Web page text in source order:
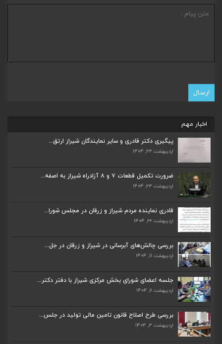
اخبار مهم
پیگیری دکتر قادری و سایر نمایندگان شیراز ارتق...
اردیبهشت ۲۳, ۱۴۰۴
ضرورت تکمیل قطعات ۷ و ۸ آزادراه شیراز به اصفه...
اردیبهشت ۲۳, ۱۴۰۴
قادری نماینده مردم شیراز و زرقان در مجلس شورا...
اردیبهشت ۲۲, ۱۴۰۴
بررسی چالش‌های آبرسانی در شیراز و زرقان در جل...
اردیبهشت ۱۱, ۱۴۰۴
جلسه اعضای شورای بخش مرکزی شیراز با دفتر دکتر...
اردیبهشت ۶, ۱۴۰۴
بررسی طرح اصلاح قانون تامین مالی تولید در جلس...
اردیبهشت ۳, ۱۴۰۴
ضرورت تکمیل قطعات ۷ و ۸ آزادراه شیراز به اصفه...
اردیبهشت ۲۳, ۱۴۰۴
قادری نماینده مردم شیراز و زرقان در مجلس شورا...
بررسی چالش‌های آبرسانی در شیراز و زرقان در جل...
جلسه اعضای شورای بخش مرکزی شیراز با دفتر دکتر...
پیگیری دکتر قادری و سایر نمایندگان شیراز ارتق...
اردیبهشت ۲۳, ۱۴۰۴
ضرورت تکمیل قطعات ۷ و ۸ آزادراه شیراز به اصفه...